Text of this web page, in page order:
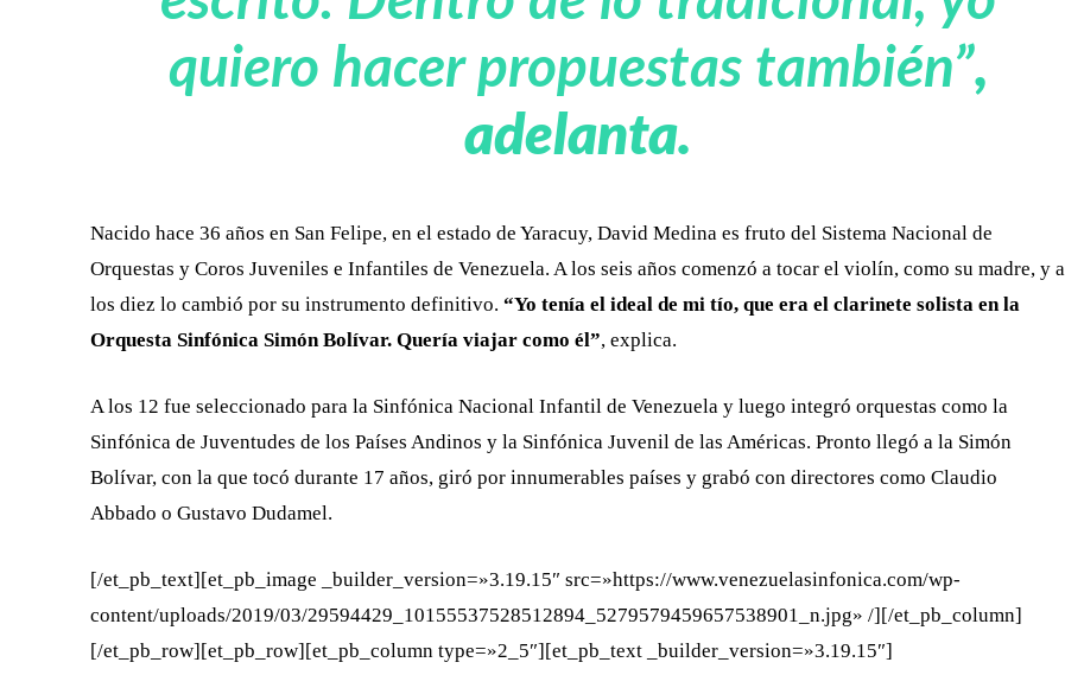
quiero hacer propuestas también”,
adelanta.
Nacido hace 36 años en San Felipe, en el estado de Yaracuy, David Medina es fruto del Sistema Nacional de
Orquestas y Coros Juveniles e Infantiles de Venezuela. A los seis años comenzó a tocar el violín, como su madre, y a
los diez lo cambió por su instrumento definitivo. “Yo tenía el ideal de mi tío, que era el clarinete solista en la
Orquesta Sinfónica Simón Bolívar. Quería viajar como él”, explica.
A los 12 fue seleccionado para la Sinfónica Nacional Infantil de Venezuela y luego integró orquestas como la
Sinfónica de Juventudes de los Países Andinos y la Sinfónica Juvenil de las Américas. Pronto llegó a la Simón
Bolívar, con la que tocó durante 17 años, giró por innumerables países y grabó con directores como Claudio
Abbado o Gustavo Dudamel.
[/et_pb_text][et_pb_image _builder_version=»3.19.15″ src=»https://www.venezuelasinfonica.com/wp-
content/uploads/2019/03/29594429_10155537528512894_5279579459657538901_n.jpg» /][/et_pb_column]
[/et_pb_row][et_pb_row][et_pb_column type=»2_5″][et_pb_text _builder_version=»3.19.15″]